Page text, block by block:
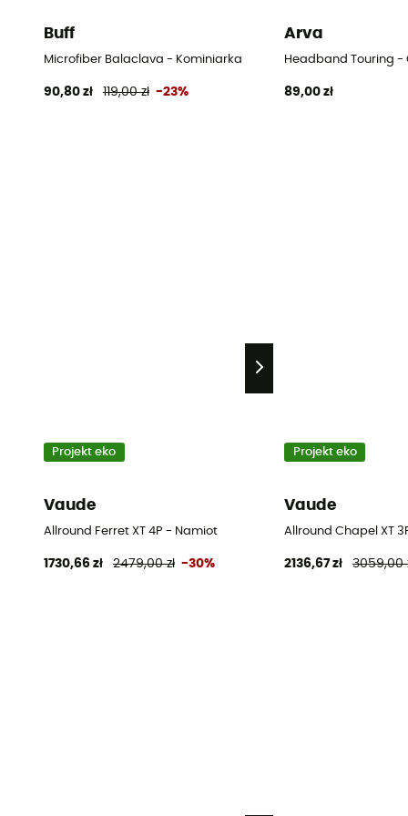
Buff
Microfiber Balaclava - Kominiarka
90,80 zł 119,00 zł -23%
Arva
Headband Touring -
89,00 zł
Projekt eko
Vaude
Allround Ferret XT 4P - Namiot
1730,66 zł 2479,00 zł -30%
Projekt eko
Vaude
Allround Chapel XT
2136,67 zł 3059,00